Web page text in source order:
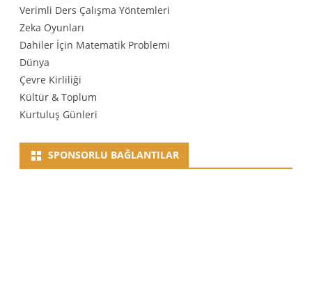
Verimli Ders Çalışma Yöntemleri
Zeka Oyunları
Dahiler İçin Matematik Problemi
Dünya
Çevre Kirliliği
Kültür & Toplum
Kurtuluş Günleri
SPONSORLU BAĞLANTILAR